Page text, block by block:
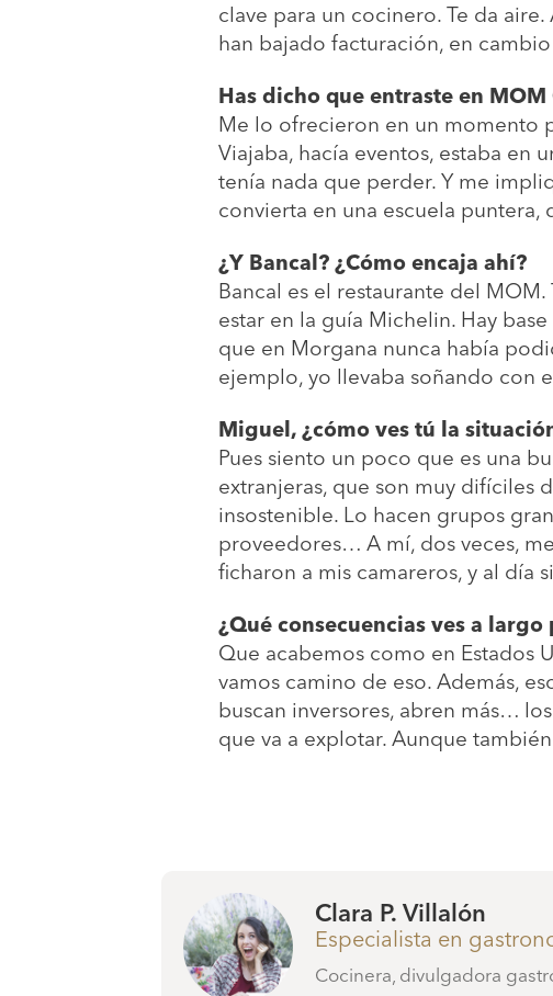
clave para un cocinero. Te da
han bajado facturación, en
Has dicho que entraste en
Me lo ofrecieron en un momento
Viajaba, hacía eventos, estaba en
tenía nada que perder. Y me
convierta en una escuela
¿Y Bancal? ¿Cómo encaja ahí?
Bancal es el restaurante del
estar en la guía Michelin. Hay
que en Morgana nunca había
ejemplo, yo llevaba soñando con
Miguel, ¿cómo ves tú la
Pues siento un poco que es una
extranjeras, que son muy difíciles
insostenible. Lo hacen grupos
proveedores… A mí, dos veces,
ficharon a mis camareros, y al día
¿Qué consecuencias ves a largo
Que acabemos como en Estados
vamos camino de eso. Además,
buscan inversores, abren más…
que va a explotar. Aunque
Clara P. Villalón
Especialista en
Cocinera, divulgadora